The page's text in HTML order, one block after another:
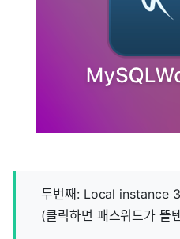
두번째: Local instance
(클릭하면 패스워드가 뜰